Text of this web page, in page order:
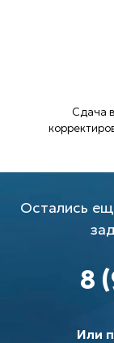
Сдача
Остались
8
Или